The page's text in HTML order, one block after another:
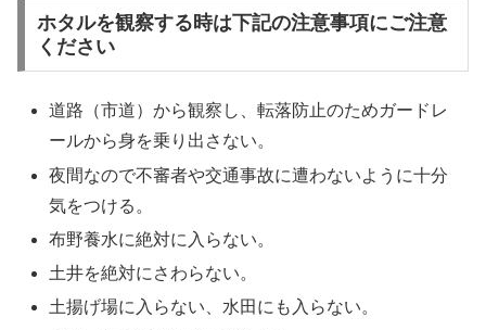
ホタルを観察する時は下記の注意事項にご注意
ください
道路（市道）から観察し、転落防止のためガードレ
ールから身を乗り出さない。
夜間なので不審者や交通事故に遭わないように十分
気をつける。
布野養水に絶対に入らない。
土井を絶対にさわらない。
土揚げ場に入らない、水田にも入らない。